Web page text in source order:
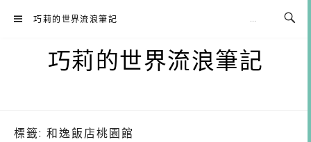
巧莉的世界流浪筆記
巧莉的世界流浪筆記
標籤: 和逸飯店桃園館